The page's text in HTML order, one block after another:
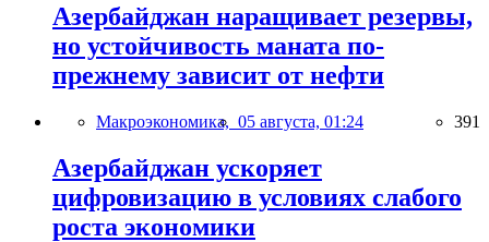
Азербайджан наращивает резервы,
но устойчивость маната по-
прежнему зависит от нефти
Макроэкономика, 05 августа, 01:24 391
Азербайджан ускоряет
цифровизацию в условиях слабого
роста экономики